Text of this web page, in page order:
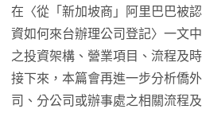
在〈從「新加坡商」阿里巴巴被
資如何來台辦理公司登記〉一文
之投資架構、營業項目、流程及時
接下來，本篇會再進一步分析僑
司、分公司或辦事處之相關流程